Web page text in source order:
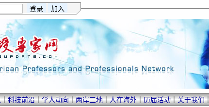
｜科技前沿｜学人动向｜两岸三地｜人在海外｜历届活动｜关于我们